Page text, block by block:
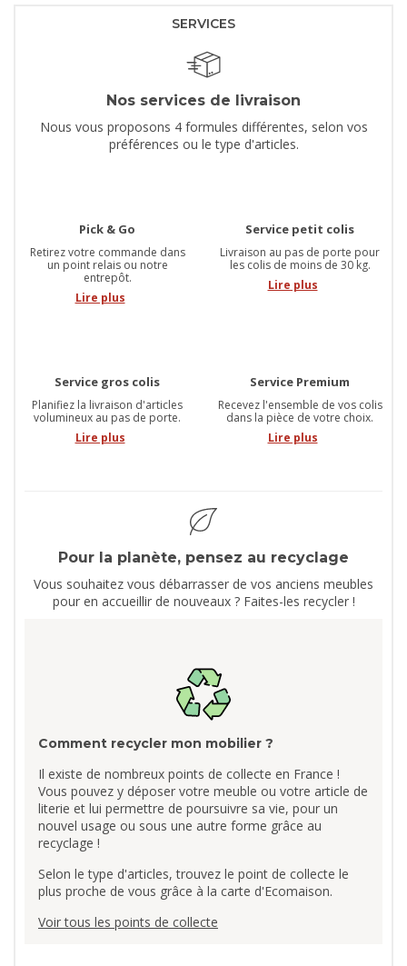
SERVICES
Nos services de livraison
Nous vous proposons 4 formules différentes, selon vos
préférences ou le type d'articles.
Pick & Go
Retirez votre commande dans
un point relais ou notre
entrepôt.
Lire plus
Service petit colis
Livraison au pas de porte pour
les colis de moins de 30 kg.
Lire plus
Service gros colis
Planifiez la livraison d'articles
volumineux au pas de porte.
Lire plus
Service Premium
Recevez l'ensemble de vos colis
dans la pièce de votre choix.
Lire plus
Pour la planète, pensez au recyclage
Vous souhaitez vous débarrasser de vos anciens meubles
pour en accueillir de nouveaux ? Faites-les recycler !
Comment recycler mon mobilier ?
Il existe de nombreux points de collecte en France !
Vous pouvez y déposer votre meuble ou votre article de
literie et lui permettre de poursuivre sa vie, pour un
nouvel usage ou sous une autre forme grâce au
recyclage !
Selon le type d'articles, trouvez le point de collecte le
plus proche de vous grâce à la carte d'Ecomaison.
Voir tous les points de collecte